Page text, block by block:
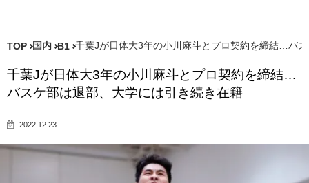
TOP 国内 B1 千葉Jが日体大3年の小川麻斗とプロ契約を締結…バ
千葉Jが日体大3年の小川麻斗とプロ契約を締結…
バスケ部は退部、大学には引き続き在籍
2022.12.23